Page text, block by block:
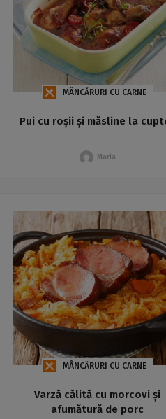
MÂNCĂRURI CU CARNE
Pui cu roșii și măsline la
Maria
MÂNCĂRURI CU CARNE
Varză călită cu morcovi și
afumătură de porc